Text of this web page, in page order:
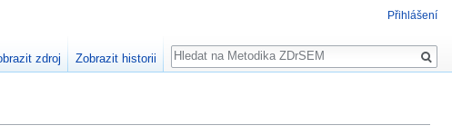
Přihlášení
zdroj Zobrazit historii
Hledat